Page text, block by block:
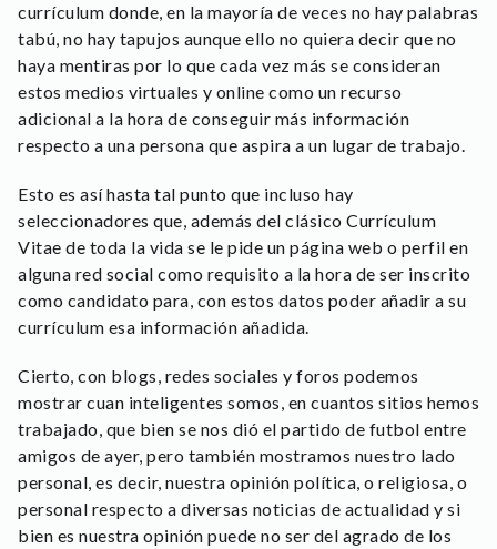
currículum donde, en la mayoría de veces no hay palabras
tabú, no hay tapujos aunque ello no quiera decir que no
haya mentiras por lo que cada vez más se consideran
estos medios virtuales y online como un recurso
adicional a la hora de conseguir más información
respecto a una persona que aspira a un lugar de trabajo.
Esto es así hasta tal punto que incluso hay
seleccionadores que, además del clásico Currículum
Vitae de toda la vida se le pide un página web o perfil en
alguna red social como requisito a la hora de ser inscrito
como candidato para, con estos datos poder añadir a su
currículum esa información añadida.
Cierto, con blogs, redes sociales y foros podemos
mostrar cuan inteligentes somos, en cuantos sitios hemos
trabajado, que bien se nos dió el partido de futbol entre
amigos de ayer, pero también mostramos nuestro lado
personal, es decir, nuestra opinión política, o religiosa, o
personal respecto a diversas noticias de actualidad y si
bien es nuestra opinión puede no ser del agrado de los